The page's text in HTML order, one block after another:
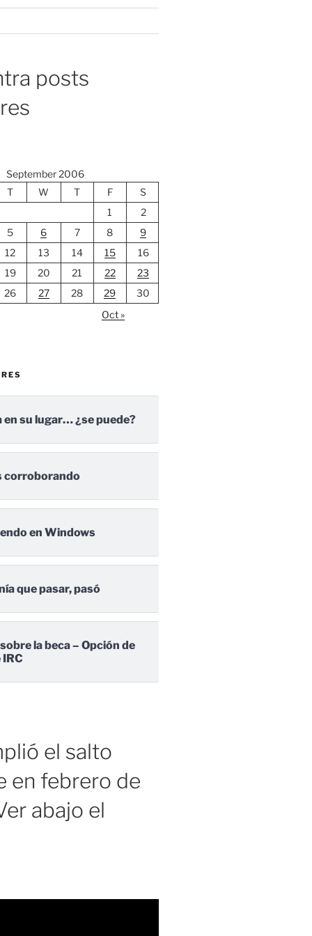
posts
September 2006
T
W T F
S
1
2
5
6 7 8
9
12
13 14 15
16
19
20 21 22
23
26
27 28 29
30
Oct »
en su lugar… ¿se puede?
corroborando
en Windows
que pasar, pasó
la beca – Opción de
el salto
en febrero de
abajo el